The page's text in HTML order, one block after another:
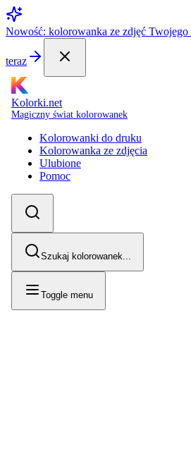
Nowość: kolorowanka ze zdjęć
teraz
Kolorki.net
Magiczny świat kolorowanek
Kolorowanki do druku
Kolorowanka ze zdjęcia
Ulubione
Pomoc
Szukaj kolorowanek...
Toggle menu